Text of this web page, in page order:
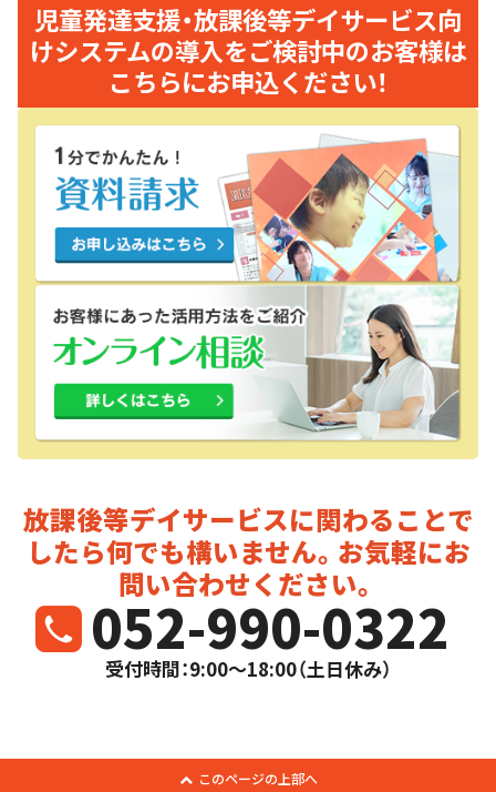
児童発達支援・放課後等デイサービス向
けシステムの導入をご検討中のお客様は
こちらにお申込ください！
放課後等デイサービスに関わることで
したら何でも構いません。お気軽にお
問い合わせください。
052-990-0322
受付時間：9:00～18:00（土日休み）
このページの上部へ